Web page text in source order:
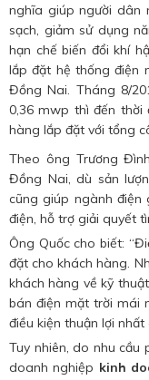
nghĩa giúp người dân
sạch, giảm sử dụng
hạn chế biến đổi khí
lắp đặt hệ thống điện
Đồng Nai. Tháng 8/
0,36 mwp thì đến thời
hàng lắp đặt với tổng
Theo ông Trương
Đồng Nai, dù sản
cũng giúp ngành điện
điện, hỗ trợ giải quyết
Ông Quốc cho biết:
đặt cho khách hàng.
khách hàng về kỹ
bán điện mặt trời mái
điều kiện thuận lợi nhất
Tuy nhiên, do nhu cầu
doanh nghiệp kinh